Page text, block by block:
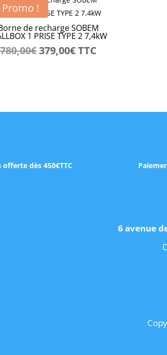
Promo !
de recharge SOBEM
1 PRISE TYPE 2 7,4kW
780,00€Le
379,00€Le
TTC
offerte dès 450€TTC
6 avenue